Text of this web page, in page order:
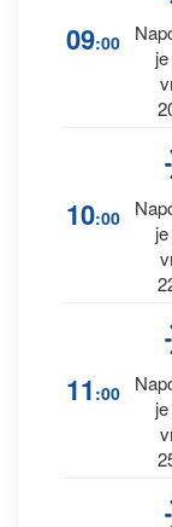
09:00
10:00
11 :00